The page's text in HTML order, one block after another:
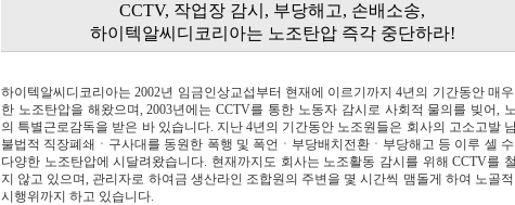
CCTV, 작업장 감시, 부당해고, 손배소송,
하이텍알씨디코리아는 노조탄압 즉각 중단하라!
하이텍알씨디코리아는 2002년 임금인상교섭부터 현재에 이르기까지 4년의 기간동안 매
한 노조탄압을 해왔으며, 2003년에는 CCTV를 통한 노동자 감시로 사회적 물의를 빚어,
의 특별근로감독을 받은 바 있습니다. 지난 4년의 기간동안 노조원들은 회사의 고소고발 남
불법적 직장폐쇄ㆍ구사대를 동원한 폭행 및 폭언ㆍ부당배치전환ㆍ부당해고 등 이루 셀
다양한 노조탄압에 시달려왔습니다. 현재까지도 회사는 노조활동 감시를 위해 CCTV를
지 않고 있으며, 관리자로 하여금 생산라인 조합원의 주변을 몇 시간씩 맴돌게 하여 노골
시행위까지 하고 있습니다.